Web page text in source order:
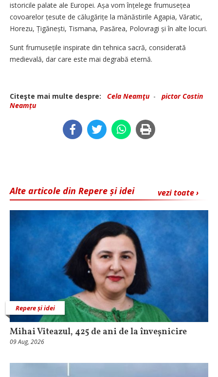
istoricile palate ale Europei. Așa vom înțelege frumusețea
covoarelor țesute de călugărițe la mănăstirile Agapia, Văratic,
Horezu, Țigănești, Tismana, Pasărea, Polovragi și în alte locuri.
Sunt frumusețile inspirate din tehnica sacră, considerată
medievală, dar care este mai degrabă eternă.
Citeşte mai multe despre: Cela Neamţu- pictor Costin
Neamțu
vezi toate ›
Alte articole din Repere și idei
Repere și idei
Mihai Viteazul, 425 de ani de la înveșnicire
09 Aug, 2026